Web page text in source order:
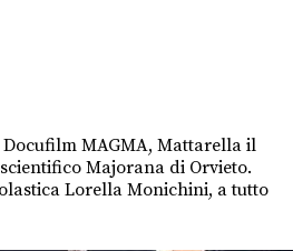
MAGMA, Mattarella il
Majorana di Orvieto.
Lorella Monichini, a tutto